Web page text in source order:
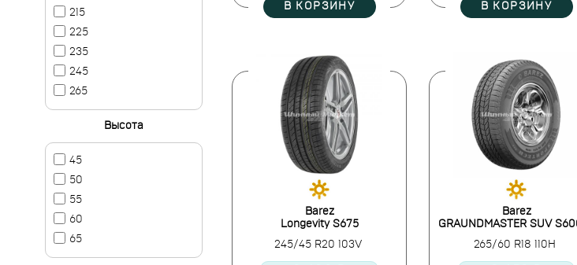
В КОРЗИНУ В КОРЗИНУ
Barez
Longevity S675
245/45 R20 103V
Barez
GRAUNDMASTER SUV
265/60 R18 110H
215
225
235
245
265
Высота
45
50
55
60
65